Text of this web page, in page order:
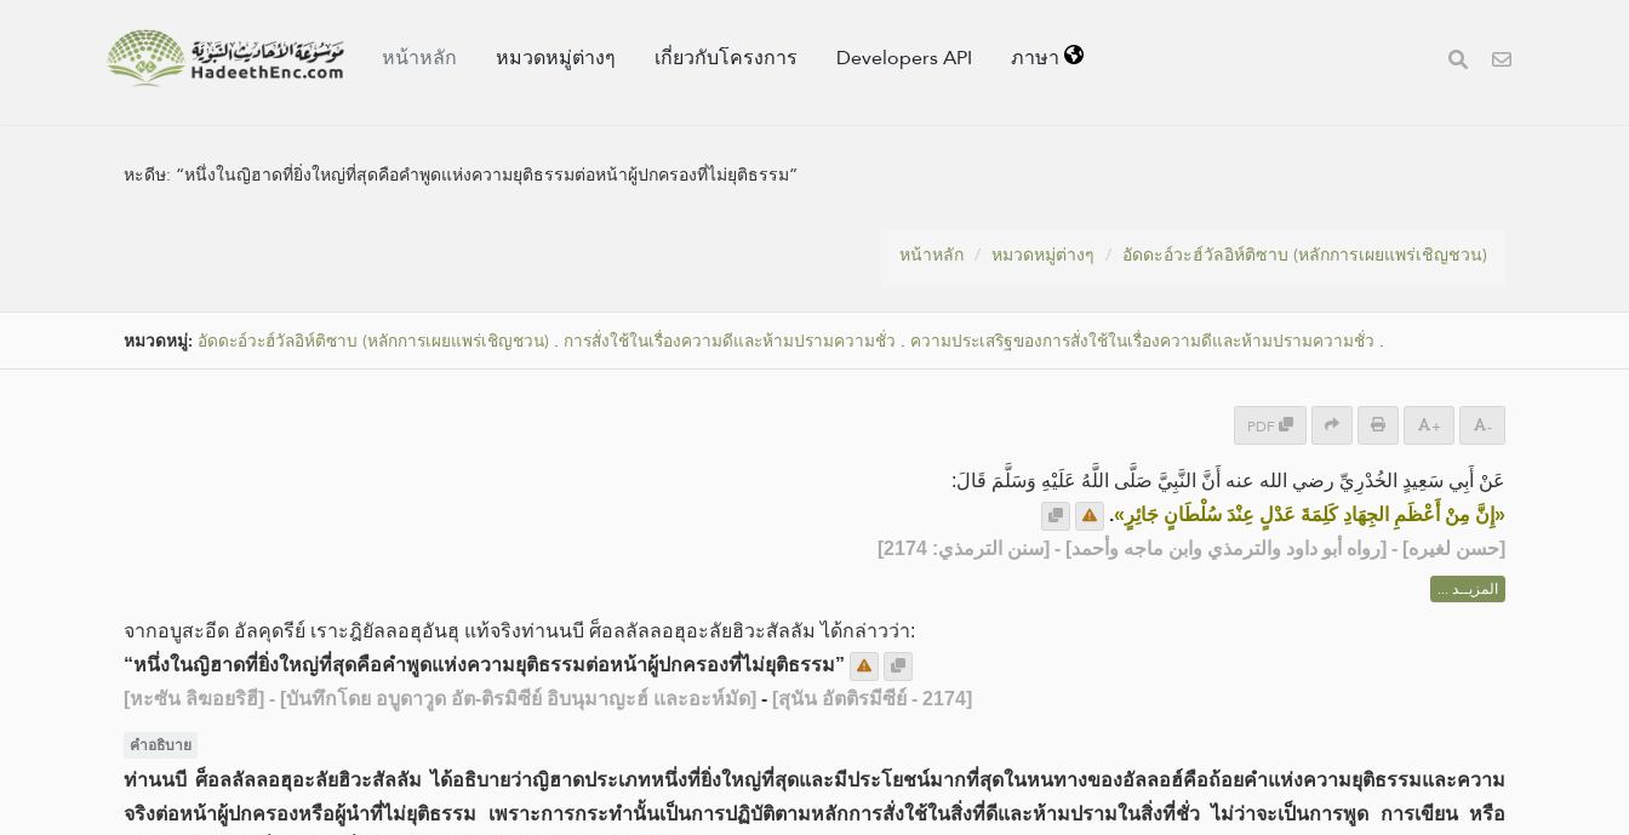
หน้าหลัก หมวดหมู่​ต่างๆ เกี่ยวกับโครงการ Developers API ภาษา
หะดีษ: “หนึ่งในญิฮาดที่ยิ่งใหญ่ที่สุดคือคำพูดแห่งความยุติธรรมต่อหน้าผู้ปกครองที่ไม่ยุติธรรม”
หน้าหลัก หมวดหมู่​ต่างๆ อัดดะอ์วะฮ์วัลอิห์ติซาบ (หลักการเผยแพร่เชิญชวน)
หมวดหมู่​: อัดดะอ์วะฮ์วัลอิห์ติซาบ (หลักการเผยแพร่เชิญชวน) . การสั่งใช้ในเรื่องความดีและห้ามปรามความชั่ว . ความประเสริฐของการสั่งใช้ในเรื่องความดีและห้ามปรามความชั่ว .
PDF + -
عَنْ أَبِي سَعِيدٍ الخُدْرِيِّ رضي الله عنه أَنَّ النَّبِيَّ صَلَّى اللَّهُ عَلَيْهِ وَسَلَّمَ قَالَ:
«إِنَّ مِنْ أَعْظَمِ الجِهَادِ كَلِمَةَ عَدْلٍ عِنْدَ سُلْطَانٍ جَائِرٍ».
[حسن لغيره] - [رواه أبو داود والترمذي وابن ماجه وأحمد] - [سنن الترمذي: 2174]
المزيــد ...
จากอบูสะอีด อัลคุดรีย์ เราะฎิยัลลอฮุอันฮุ แท้จริงท่านนบี ศ็อลลัลลอฮุอะลัยฮิวะสัลลัม ได้กล่าวว่า:
“หนึ่งในญิฮาดที่ยิ่งใหญ่ที่สุดคือคำพูดแห่งความยุติธรรมต่อหน้าผู้ปกครองที่ไม่ยุติธรรม”
[หะซัน ลิฆอยริฮี] - [บันทึกโดย อบูดาวูด อัต-ติรมิซีย์ อิบนุมาญะฮ์ และอะห์มัด] - [สุนัน อัตติรมีซีย์ - 2174]
คำอธิบาย​
ท่านนบี ศ็อลลัลลอฮุอะลัยฮิวะสัลลัม ได้อธิบายว่าญิฮาดประเภทหนึ่งที่ยิ่งใหญ่ที่สุดและมีประโยชน์มากที่สุดในหนทางของอัลลอฮ์คือถ้อยคำแห่งความยุติธรรมและความ
จริงต่อหน้าผู้ปกครองหรือผู้นำที่ไม่ยุติธรรม เพราะการกระทำนั้นเป็นการปฏิบัติตามหลักการสั่งใช้ในสิ่งที่ดีและห้ามปรามในสิ่งที่ชั่ว ไม่ว่าจะเป็นการพูด การเขียน หรือ